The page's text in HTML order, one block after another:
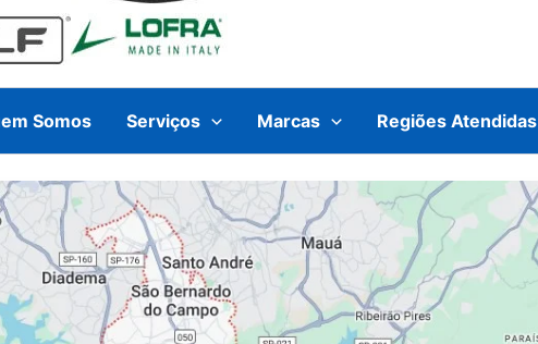
Somos Serviços Marcas Regiões Atendidas